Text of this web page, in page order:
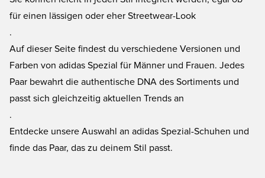
für einen lässigen oder eher Streetwear-Look
.
Auf dieser Seite findest du verschiedene Versionen und
Farben von adidas Spezial für Männer und Frauen. Jedes
Paar bewahrt die authentische DNA des Sortiments und
passt sich gleichzeitig aktuellen Trends an
.
Entdecke unsere Auswahl an adidas Spezial-Schuhen und
finde das Paar, das zu deinem Stil passt.